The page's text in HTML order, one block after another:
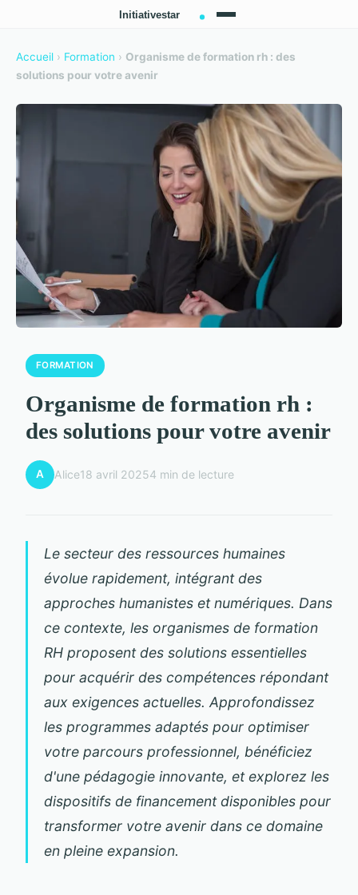
Accueil › Formation › Organisme de formation rh : des
solutions pour votre avenir
FORMATION
Organisme de formation rh :
des solutions pour votre avenir
A Alice18 avril 20254 min de lecture
Le secteur des ressources humaines
évolue rapidement, intégrant des
approches humanistes et numériques. Dans
ce contexte, les organismes de formation
RH proposent des solutions essentielles
pour acquérir des compétences répondant
aux exigences actuelles. Approfondissez
les programmes adaptés pour optimiser
votre parcours professionnel, bénéficiez
d'une pédagogie innovante, et explorez les
dispositifs de financement disponibles pour
transformer votre avenir dans ce domaine
en pleine expansion.